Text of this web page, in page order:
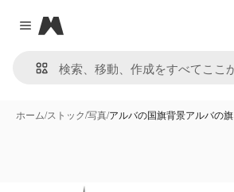
Close menu
Magnific
ホーム/ストック/写真/アルバの国旗背景アルバの旗